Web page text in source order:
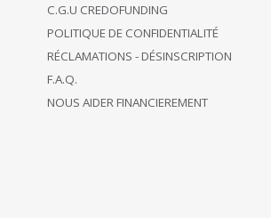
C.G.U CREDOFUNDING
POLITIQUE DE CONFIDENTIALITÉ
RÉCLAMATIONS - DÉSINSCRIPTION
F.A.Q.
NOUS AIDER FINANCIEREMENT